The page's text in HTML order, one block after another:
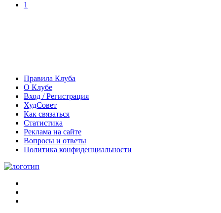
1
Правила Клуба
О Клубе
Вход / Регистрация
ХудСовет
Как связаться
Статистика
Реклама на сайте
Вопросы и ответы
Политика конфиденциальности